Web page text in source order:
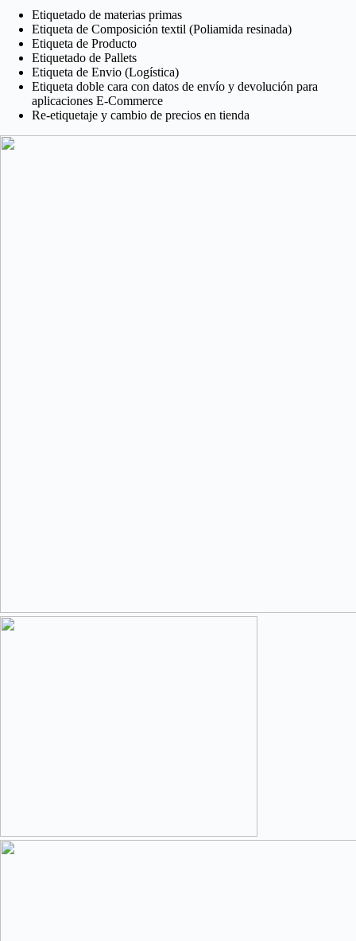
Etiquetado de materias primas
Etiqueta de Composición textil (Poliamida resinada)
Etiqueta de Producto
Etiquetado de Pallets
Etiqueta de Envio (Logística)
Etiqueta doble cara con datos de envío y devolución para
aplicaciones E-Commerce
Re-etiquetaje y cambio de precios en tienda